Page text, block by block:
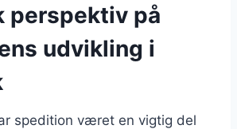
perspektiv på
udvikling i
spedition været en vigtig del